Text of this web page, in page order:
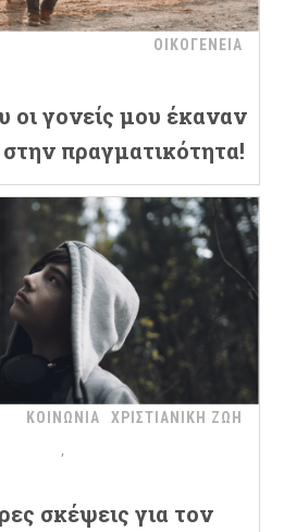
ΟΙΚΟΓΕΝΕΙΑ
γονείς μου έκαναν
πραγματικότητα!
ΚΟΙΝΩΝΙΑ ΧΡΙΣΤΙΑΝΙΚΗ ΖΩΗ
σκέψεις για τον